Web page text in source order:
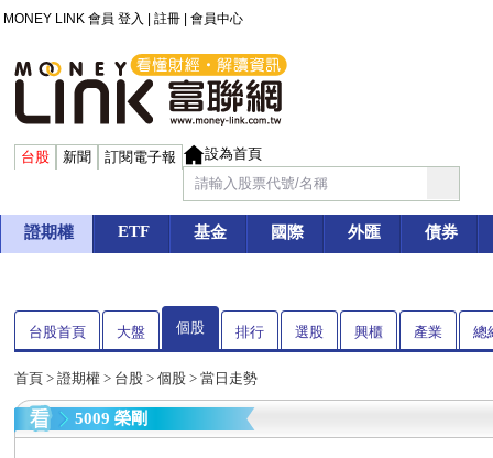
MONEY LINK 會員 登入 註冊 會員中心
台股 新聞 訂閱電子報 設為首頁
證期權 ETF 基金 國際 外匯 債券
台股首頁 大盤 個股 排行 選股 興櫃 產業 總
首頁 > 證期權 > 台股 > 個股 > 當日走勢
5009 榮剛